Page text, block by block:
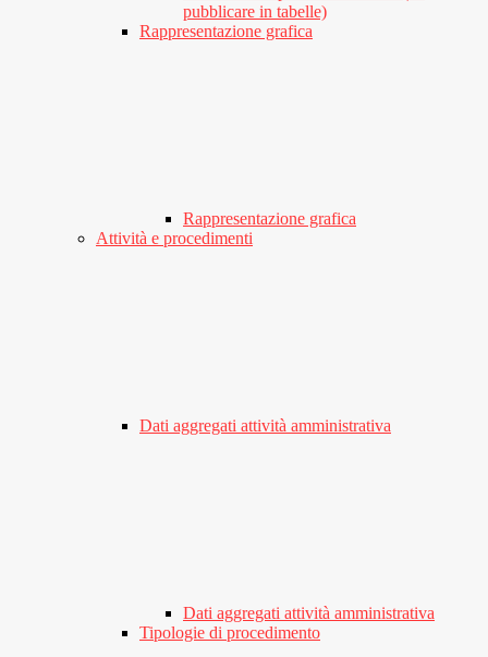
pubblicare in tabelle)
Rappresentazione grafica
Rappresentazione grafica
Attività e procedimenti
Dati aggregati attività amministrativa
Dati aggregati attività amministrativa
Tipologie di procedimento